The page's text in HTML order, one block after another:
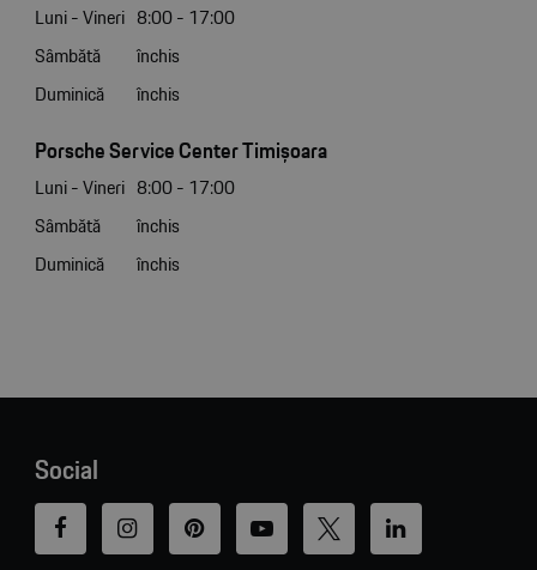
Luni - Vineri 8:00 - 17:00
Sâmbătă
închis
Duminică
închis
Porsche Service Center Timișoara
Luni - Vineri 8:00 - 17:00
Sâmbătă
închis
Duminică
închis
Social